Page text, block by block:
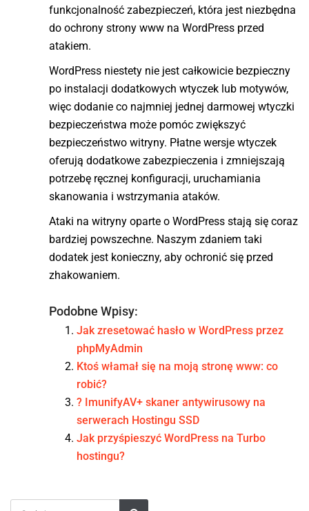
funkcjonalność zabezpieczeń, która jest niezbędna
do ochrony strony www na WordPress przed
atakiem.
WordPress niestety nie jest całkowicie bezpieczny
po instalacji dodatkowych wtyczek lub motywów,
więc dodanie co najmniej jednej darmowej wtyczki
bezpieczeństwa może pomóc zwiększyć
bezpieczeństwo witryny. Płatne wersje wtyczek
oferują dodatkowe zabezpieczenia i zmniejszają
potrzebę ręcznej konfiguracji, uruchamiania
skanowania i wstrzymania ataków.
Ataki na witryny oparte o WordPress stają się coraz
bardziej powszechne. Naszym zdaniem taki
dodatek jest konieczny, aby ochronić się przed
zhakowaniem.
Podobne Wpisy:
Jak zresetować hasło w WordPress przez
phpMyAdmin
Ktoś włamał się na moją stronę www: co
robić?
? ImunifyAV+ skaner antywirusowy na
serwerach Hostingu SSD
Jak przyśpieszyć WordPress na Turbo
hostingu?